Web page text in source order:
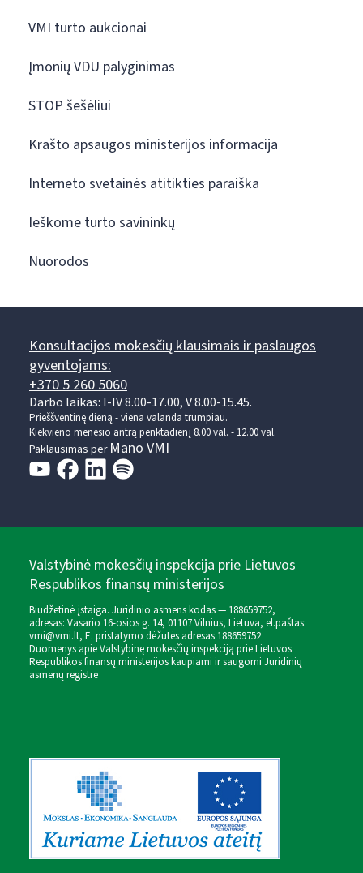
VMI turto aukcionai
Įmonių VDU palyginimas
STOP šešėliui
Krašto apsaugos ministerijos informacija
Interneto svetainės atitikties paraiška
Ieškome turto savininkų
Nuorodos
Konsultacijos mokesčių klausimais ir paslaugos
gyventojams:
+370 5 260 5060
Darbo laikas: I-IV 8.00-17.00, V 8.00-15.45.
Prieššventinę dieną - viena valanda trumpiau.
Kiekvieno mėnesio antrą penktadienį 8.00 val. - 12.00 val.
Paklausimas perMano VMI
Valstybinė mokesčių inspekcija prie Lietuvos
Respublikos finansų ministerijos
Biudžetinė įstaiga. Juridinio asmens kodas — 188659752,
adresas: Vasario 16-osios g. 14, 01107 Vilnius, Lietuva, el.paštas:
vmi@vmi.lt, E. pristatymo dėžutės adresas 188659752
Duomenys apie Valstybinę mokesčių inspekciją prie Lietuvos
Respublikos finansų ministerijos kaupiami ir saugomi Juridinių
asmenų registre